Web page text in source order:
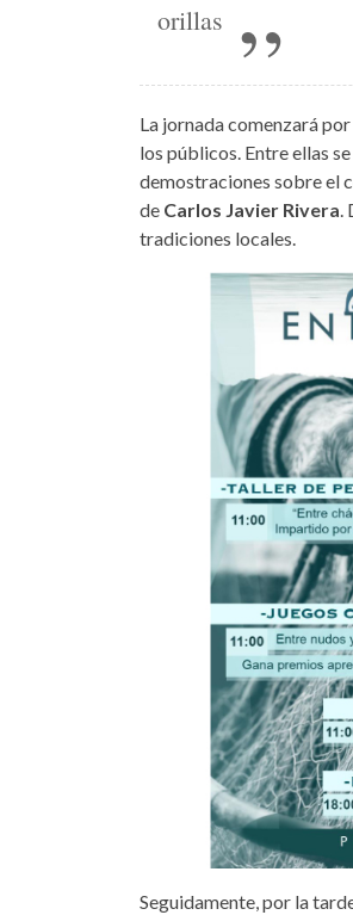
orillas
La jornada comenzará por
los públicos. Entre ellas
demostraciones sobre el
de Carlos Javier Rivera.
tradiciones locales.
entrecostas-
Seguidamente, por la